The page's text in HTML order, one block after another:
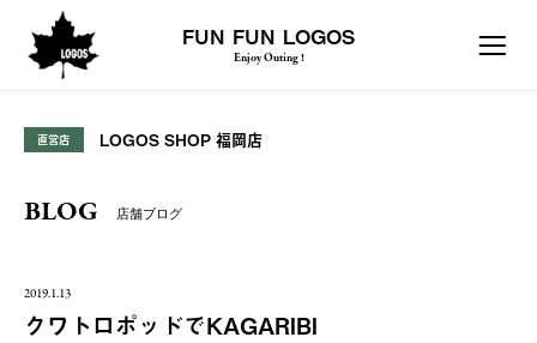
FUN FUN LOGOS
Enjoy Outing !
直営店 LOGOS SHOP 福岡店
BLOG 店舗ブログ
2019.1.13
クワトロポッドでKAGARIBI